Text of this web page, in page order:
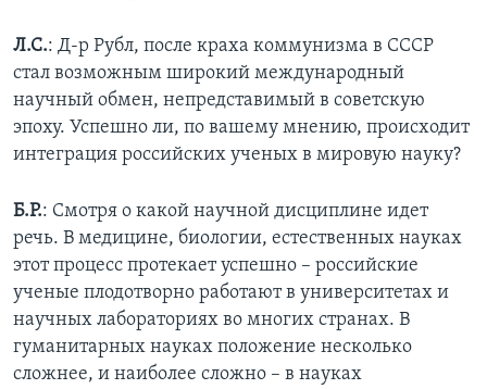
Л.С.: Д-р Рубл, после краха коммунизма в СССР
стал возможным широкий международный
научный обмен, непредставимый в советскую
эпоху. Успешно ли, по вашему мнению, происходит
интеграция российских ученых в мировую науку?
Б.Р.: Смотря о какой научной дисциплине идет
речь. В медицине, биологии, естественных науках
этот процесс протекает успешно – российские
ученые плодотворно работают в университетах и
научных лабораториях во многих странах. В
гуманитарных науках положение несколько
сложнее, и наиболее сложно – в науках